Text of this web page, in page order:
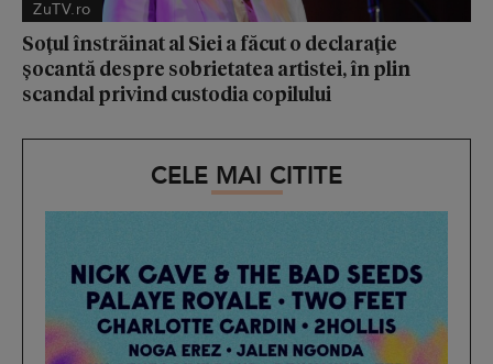
ZuTV.ro
Soțul înstrăinat al Siei a făcut o declarație
șocantă despre sobrietatea artistei, în plin
scandal privind custodia copilului
CELE MAI CITITE